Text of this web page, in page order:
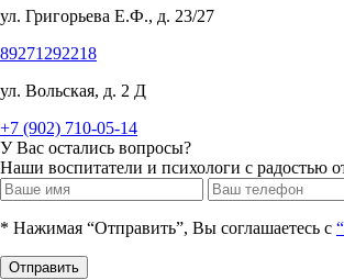
ул. Григорьева Е.Ф., д. 23/27
89271292218
ул. Вольская, д. 2 Д
+7 (902) 710-05-14
У Вас остались вопросы?
Наши воспитатели и психологи с радостью
* Нажимая “Отправить”, Вы соглашаетесь с
Отправить